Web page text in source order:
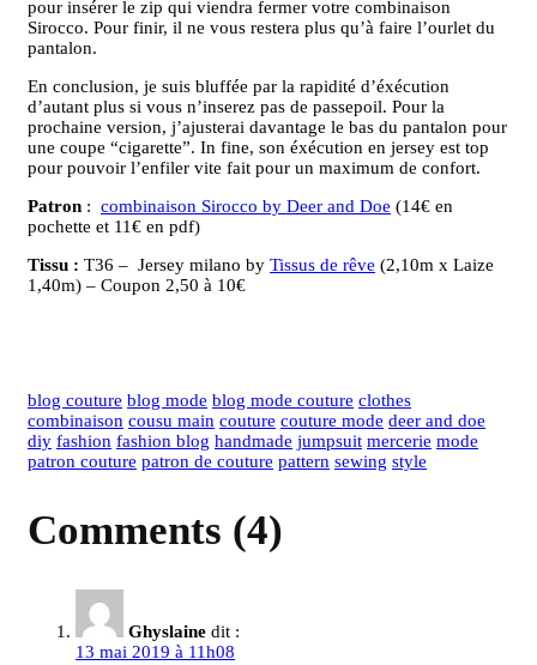
pour insérer le zip qui viendra fermer votre combinaison
Sirocco. Pour finir, il ne vous restera plus qu’à faire l’ourlet du
pantalon.
En conclusion, je suis bluffée par la rapidité d’éxécution
d’autant plus si vous n’inserez pas de passepoil. Pour la
prochaine version, j’ajusterai davantage le bas du pantalon pour
une coupe “cigarette”. In fine, son éxécution en jersey est top
pour pouvoir l’enfiler vite fait pour un maximum de confort.
Patron : combinaison Sirocco by Deer and Doe (14€ en
pochette et 11€ en pdf)
Tissu : T36 – Jersey milano by Tissus de rêve (2,10m x Laize
1,40m) – Coupon 2,50 à 10€
blog couture blog mode blog mode couture clothes
combinaison cousu main couture couture mode deer and doe
diy fashion fashion blog handmade jumpsuit mercerie mode
patron couture patron de couture pattern sewing style
Comments (4)
Ghyslaine dit :
13 mai 2019 à 11h08